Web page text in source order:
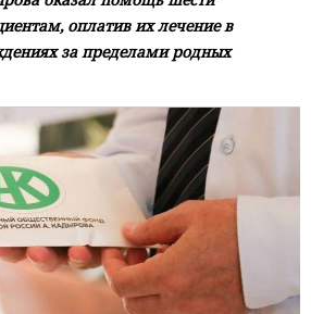
оплатив их лечение в
за пределами родных